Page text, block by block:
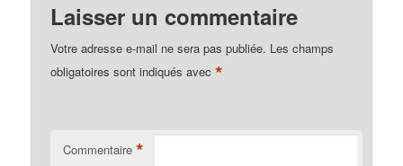
Laisser un commentaire
Votre adresse e-mail ne sera pas publiée. Les champs
obligatoires sont indiqués avec*
Commentaire *